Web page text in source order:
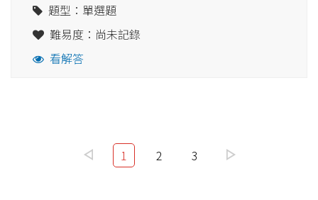
題型：單選題
難易度：尚未記錄
看解答
1 2 3